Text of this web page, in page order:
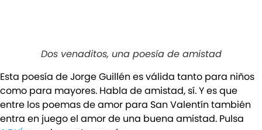
Dos venaditos, una poesía de amistad
Esta poesía de Jorge Guillén es válida tanto para niños
como para mayores. Habla de amistad, sí. Y es que
entre los poemas de amor para San Valentín también
entra en juego el amor de una buena amistad. Pulsa